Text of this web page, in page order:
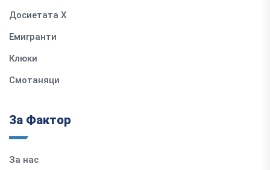
Досиетата Х
Емигранти
Клюки
Смотаняци
За Фактор
За нас